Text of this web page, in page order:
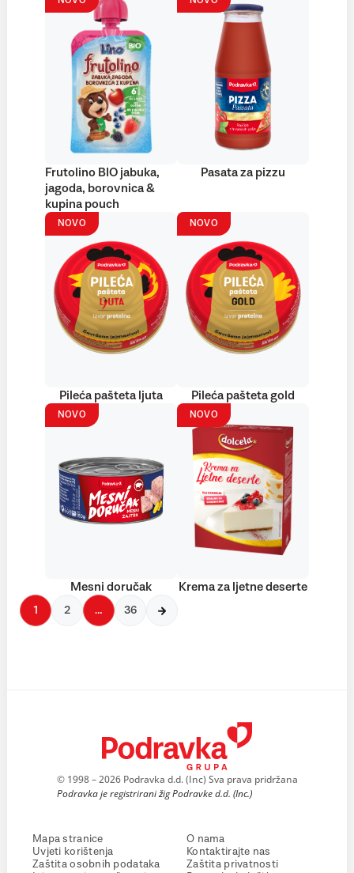
Frutolino BIO jabuka,
jagoda, borovnica &
kupina pouch
Pasata za pizzu
NOVO
Pileća pašteta ljuta
NOVO
Pileća pašteta gold
NOVO
Mesni doručak
NOVO
Krema za ljetne deserte
1 2 … 36
© 1998 – 2026 Podravka d.d. (Inc) Sva prava pridržana
Podravka je registrirani žig Podravke d.d. (Inc.)
Mapa stranice
Uvjeti korištenja
Zaštita osobnih podataka
O nama
Kontaktirajte nas
Zaštita privatnosti